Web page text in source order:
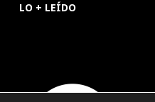
LO + LEÍDO